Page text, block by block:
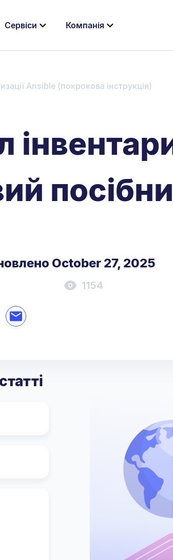
Сервіси Компанія
Ansible (покрокова інструкція)
October 27, 2025
1154